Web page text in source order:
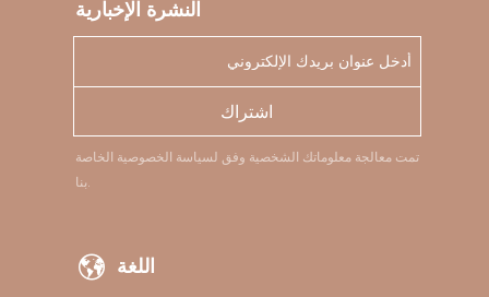
النشرة الإخبارية
اشتراك
تمت معالجة معلوماتك الشخصية وفق لسياسة الخصوصية الخاصة
بنا.
اللغة